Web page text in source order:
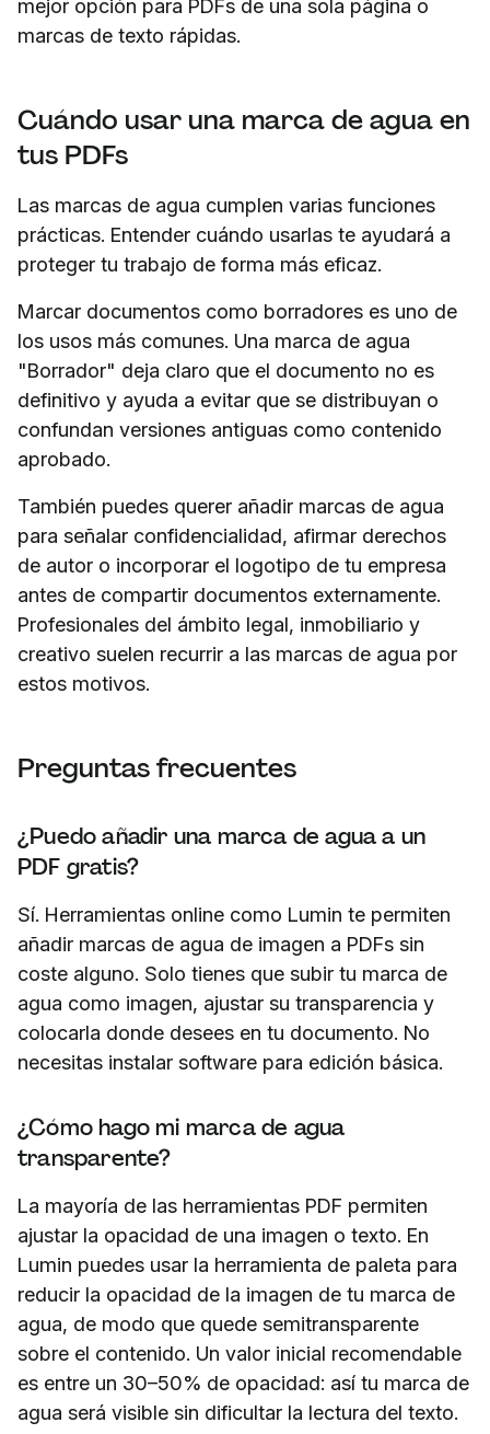
mejor opción para PDFs de una sola página o
marcas de texto rápidas.
Cuándo usar una marca de agua en
tus PDFs
Las marcas de agua cumplen varias funciones
prácticas. Entender cuándo usarlas te ayudará a
proteger tu trabajo de forma más eficaz.
Marcar documentos como borradores es uno de
los usos más comunes. Una marca de agua
"Borrador" deja claro que el documento no es
definitivo y ayuda a evitar que se distribuyan o
confundan versiones antiguas como contenido
aprobado.
También puedes querer añadir marcas de agua
para señalar confidencialidad, afirmar derechos
de autor o incorporar el logotipo de tu empresa
antes de compartir documentos externamente.
Profesionales del ámbito legal, inmobiliario y
creativo suelen recurrir a las marcas de agua por
estos motivos.
Preguntas frecuentes
¿Puedo añadir una marca de agua a un
PDF gratis?
Sí. Herramientas online como Lumin te permiten
añadir marcas de agua de imagen a PDFs sin
coste alguno. Solo tienes que subir tu marca de
agua como imagen, ajustar su transparencia y
colocarla donde desees en tu documento. No
necesitas instalar software para edición básica.
¿Cómo hago mi marca de agua
transparente?
La mayoría de las herramientas PDF permiten
ajustar la opacidad de una imagen o texto. En
Lumin puedes usar la herramienta de paleta para
reducir la opacidad de la imagen de tu marca de
agua, de modo que quede semitransparente
sobre el contenido. Un valor inicial recomendable
es entre un 30–50% de opacidad: así tu marca de
agua será visible sin dificultar la lectura del texto.